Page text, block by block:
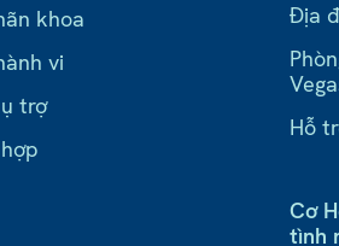
khoa
vi
trợ
Địa
Hỗ
Cơ
tình